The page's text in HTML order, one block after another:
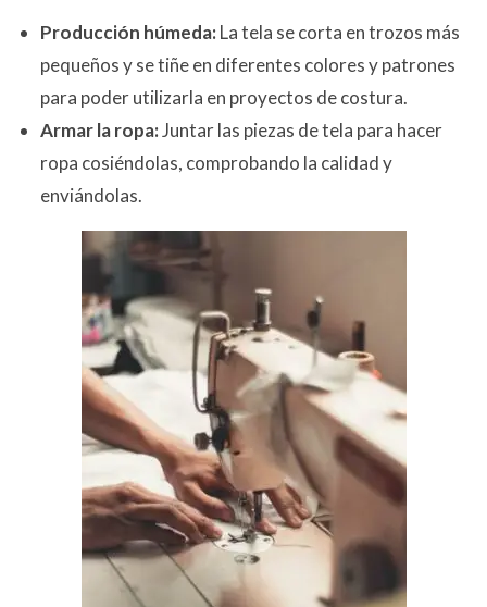
Producción húmeda:La tela se corta en trozos más
pequeños y se tiñe en diferentes colores y patrones
para poder utilizarla en proyectos de costura.
Armar la ropa:Juntar las piezas de tela para hacer
ropa cosiéndolas, comprobando la calidad y
enviándolas.